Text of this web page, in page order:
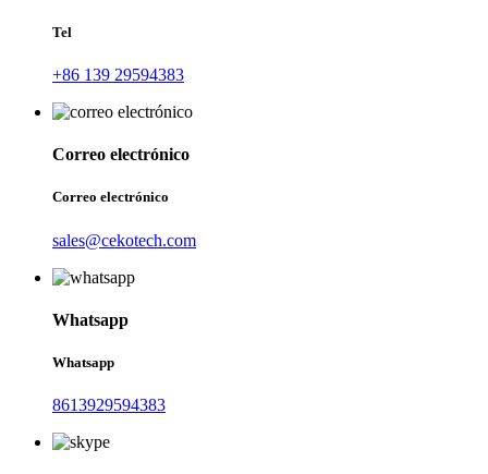
Tel
+86 139 29594383
Correo electrónico
Correo electrónico
sales@cekotech.com
Whatsapp
Whatsapp
8613929594383